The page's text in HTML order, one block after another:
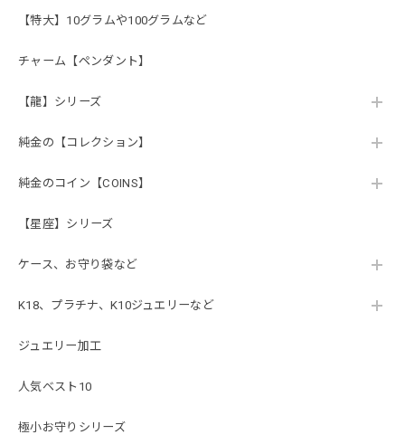
【特大】10グラムや100グラムなど
チャーム【ペンダント】
【龍】シリーズ
純金の【コレクション】
純金のコイン【COINS】
【星座】シリーズ
ケース、お守り袋など
K18、プラチナ、K10ジュエリーなど
ジュエリー加工
人気ベスト10
極小お守りシリーズ